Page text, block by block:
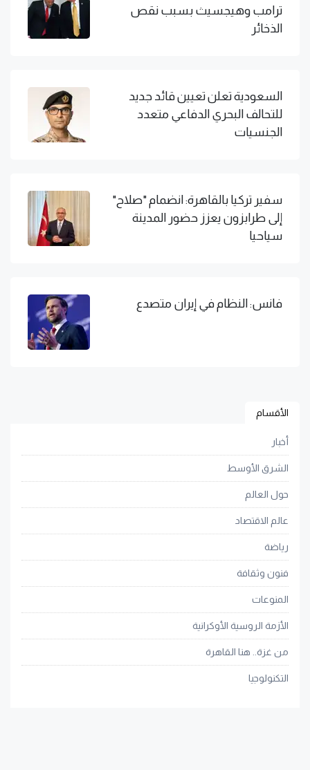
ترامب وهيجسيث بسبب نقص
الذخائر
السعودية تعلن تعيين قائد جديد
للتحالف البحري الدفاعي متعدد
الجنسيات
سفير تركيا بالقاهرة: انضمام "صلاح"
إلى طرابزون يعزز حضور المدينة
سياحيا
فانس: النظام في إيران متصدع
الأقسام
أخبار
الشرق الأوسط
حول العالم
عالم الاقتصاد
رياضة
فنون وثقافة
المنوعات
الأزمة الروسية الأوكرانية
من غزة.. هنا القاهرة
التكنولوجيا